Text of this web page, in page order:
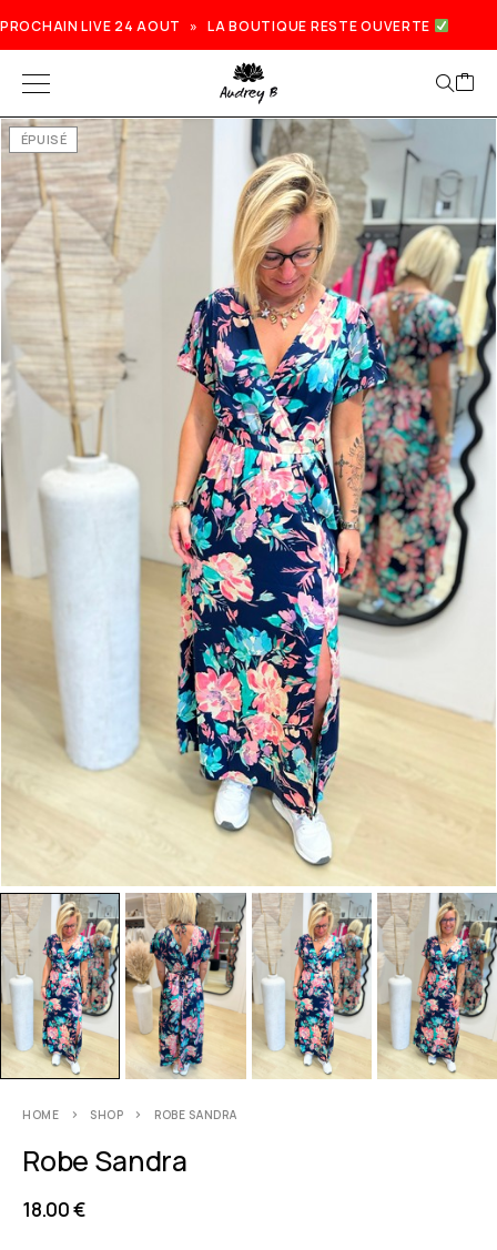
PROCHAIN LIVE 24 AOUT » LA BOUTIQUE RESTE OUVERTE
ÉPUISÉ
HOME SHOP ROBE SANDRA
Robe Sandra
18.00€